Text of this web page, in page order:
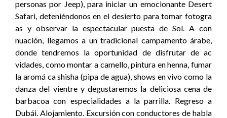
personas por Jeep), para iniciar un emocionante Desert
Safari, deteniéndonos en el desierto para tomar fotogra
as y observar la espectacular puesta de Sol. A con
nuación, llegamos a un tradicional campamento árabe,
donde tendremos la oportunidad de disfrutar de ac
vidades, como montar a camello, pintura en henna, fumar
la aromá ca shisha (pipa de agua), shows en vivo como la
danza del vientre y degustaremos la deliciosa cena de
barbacoa con especialidades a la parrilla. Regreso a
Dubái. Alojamiento. Excursión con conductores de habla